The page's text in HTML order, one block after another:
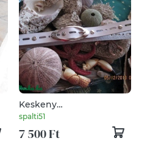
Keskeny
lyukasztásos,szegecselt
női öv
spalti51
7 500 Ft